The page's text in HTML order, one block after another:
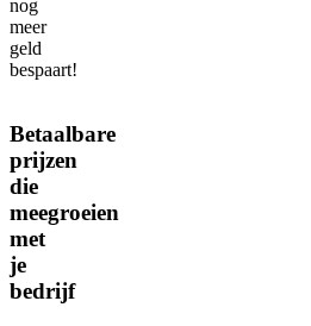
nog
meer
geld
bespaart!
Betaalbare
prijzen
die
meegroeien
met
je
bedrijf